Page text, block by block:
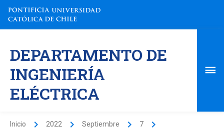
contenido
DEPARTAMENTO DE
INGENIERÍA
ELÉCTRICA
Inicio 2022 Septiembre
7